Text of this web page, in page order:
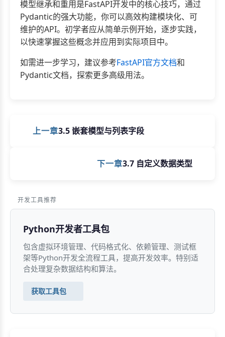
模型继承和重用是FastAPI开发中的核心技巧，通过
Pydantic的强大功能，你可以高效构建模块化、可
维护的API。初学者应从简单示例开始，逐步实践，
以快速掌握这些概念并应用到实际项目中。
如需进一步学习，建议参考FastAPI官方文档和
Pydantic文档，探索更多高级用法。
上一章3.5 嵌套模型与列表字段
下一章3.7 自定义数据类型
开发工具推荐
Python开发者工具包
包含虚拟环境管理、代码格式化、依赖管理、测试框
架等Python开发全流程工具，提高开发效率。特别适
合处理复杂数据结构和算法。
获取工具包